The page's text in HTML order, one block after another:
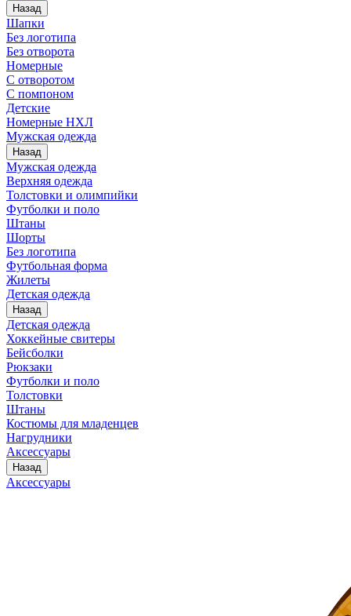
Назад
Шапки
Без логотипа
Без отворота
Номерные
С отворотом
С помпоном
Детские
Номерные НХЛ
Мужская одежда
Назад
Мужская одежда
Верхняя одежда
Толстовки и олимпийки
Футболки и поло
Штаны
Шорты
Без логотипа
Футбольная форма
Жилеты
Детская одежда
Назад
Детская одежда
Хоккейные свитеры
Бейсболки
Рюкзаки
Футболки и поло
Толстовки
Штаны
Костюмы для младенцев
Нагрудники
Аксессуары
Назад
Аксессуары